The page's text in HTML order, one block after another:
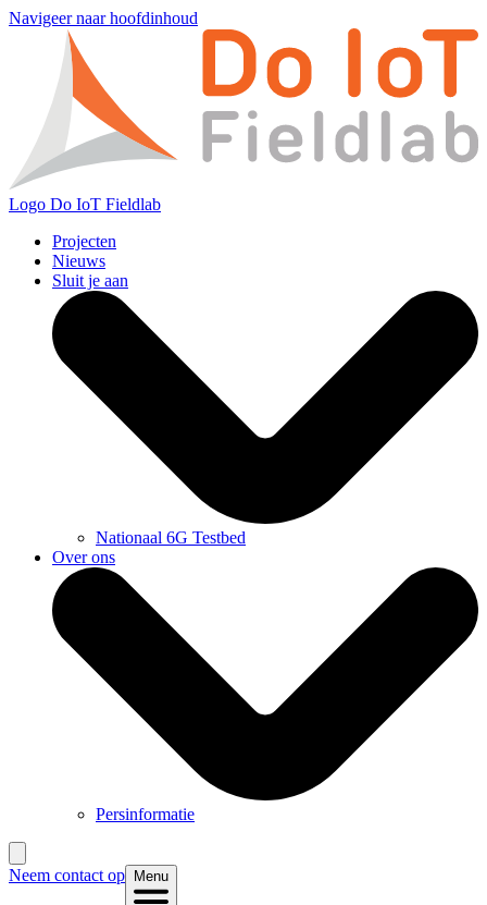
Navigeer naar hoofdinhoud
Logo Do IoT Fieldlab
Projecten
Nieuws
Sluit je aan
Nationaal 6G Testbed
Over ons
Persinformatie
Neem contact op Menu